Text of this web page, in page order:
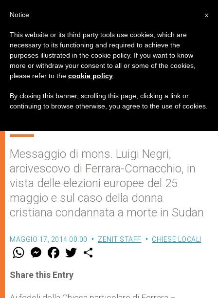
"La partecipazione alla vita
sociale e politica del paese è un
gravissimo obbligo di coscienza
Messaggio di mons. Luigi Negri,
arcivescovo di Ferrara-Comacchio, in
vista delle elezioni europee del 25
maggio e sul caso della donna
cristiana condannata a morte in Sudan
MAGGIO 17, 2014 00:00 ZENIT STAFF CHIESE LOCALI
W
t
s
p
M
e
s
e
g
F
a
e
b
o
w
r
Share this Entry
x
Notice
This website or its third party tools use cookies, which are
necessary to its functioning and required to achieve the
purposes illustrated in the cookie policy. If you want to know
more or withdraw your consent to all or some of the cookies,
please refer to the cookie policy
By closing this banner, scrolling this page, clicking a link or
continuing to browse otherwise, you agree to the use of cookies.